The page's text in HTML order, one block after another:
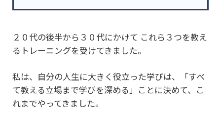
２０代の後半から３０代にかけて これら３つを教え
るトレーニングを受けてきました。
私は、自分の人生に大きく役立った学びは、
「すべ
て教える立場まで学びを深める」ことに決めて、こ
れまでやってきました。